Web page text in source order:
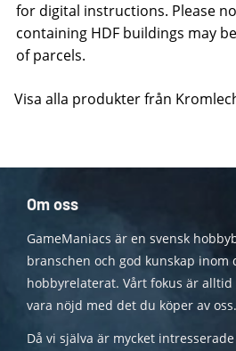
for digital instructions. Please
containing HDF buildings may
of parcels.
Visa alla produkter från
Om oss
GameManiacs är en svensk
branschen och god kunskap inom
hobbyrelaterat. Vårt fokus är
vara nöjd med det du köper av oss.
Då vi själva är mycket